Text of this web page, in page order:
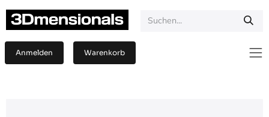
Anmelden Warenkorb